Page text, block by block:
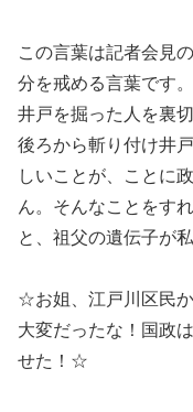
この言葉は記者会見
分を戒める言葉です。
井戸を掘った人を裏
後ろから斬り付け井
しいことが、ことに
ん。そんなことをす
と、祖父の遺伝子が
☆お姐、江戸川区民
大変だったな！国政
せた！☆